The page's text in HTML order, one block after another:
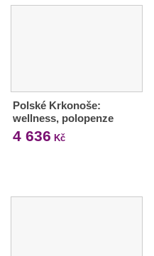
Polské Krkonoše:
wellness, polopenze
4 636 Kč